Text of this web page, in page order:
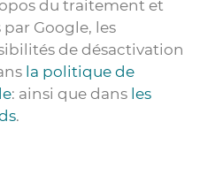
du traitement et
Google, les
de désactivation
la politique de
: ainsi que dans les
.